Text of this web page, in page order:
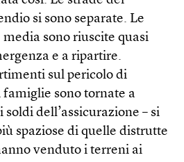
si sono separate. Le
sono riuscite quasi
e a ripartire.
sul pericolo di
sono tornate a
soldi dell’assicurazione – si
spaziose di quelle distrutte
venduto i terreni ai